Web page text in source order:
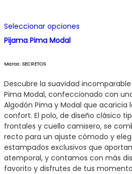
Seleccionar opciones
opciones
se
pueden
elegir
en
la
página
de
producto
Pijama Pima Modal
Marca: SECRETOS
Descubre la suavidad
Pima Modal, confeccionado con
Algodón Pima y Modal que
confort. El polo, de diseño clásico
frontales y cuello camisero, se
recto para un ajuste cómodo y
estampados exclusivos que
atemporal, y contamos con más
favorito y disfrutes de tus